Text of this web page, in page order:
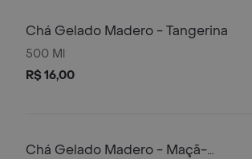
Chá Gelado Madero - Tangerina
500 Ml
R$ 16,00
Chá Gelado Madero - Maçã-